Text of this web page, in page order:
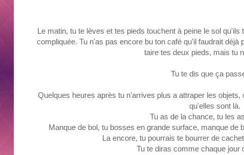
Le matin, tu te lèves et tes pieds touchent à peine le sol
compliquée. Tu n'as pas encore bu ton café qu'il faudrait
taire tes deux pieds, mais tu
Tu te dis que ça
Quelques heures après tu n'arrives plus a attraper les
qu'elles sont là.
Tu as de la chance, tu les
Manque de bol, tu bosses en grande surface, manque de
La encore, tu pourrais te bourrer de
Tu te diras comme chaque jour